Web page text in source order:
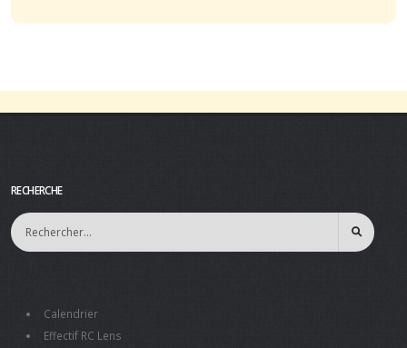
RECHERCHE
Calendrier
Effectif RC Lens